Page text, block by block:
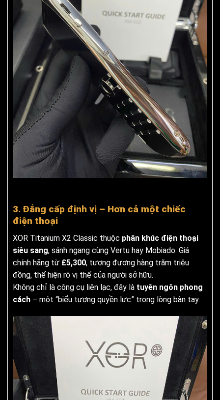
3. Đẳng cấp định vị – Hơn cả một chiếc
điện thoại
XOR Titanium X2 Classic thuộc phân khúc điện thoại
siêu sang, sánh ngang cùng Vertu hay Mobiado. Giá
chính hãng từ £5,300, tương đương hàng trăm triệu
đồng, thể hiện rõ vị thế của người sở hữu.
Không chỉ là công cụ liên lạc, đây là tuyên ngôn phong
cách – một “biểu tượng quyền lực” trong lòng bàn tay.